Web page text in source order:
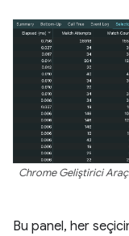
Chrome Geliştirici
Bu panel, her